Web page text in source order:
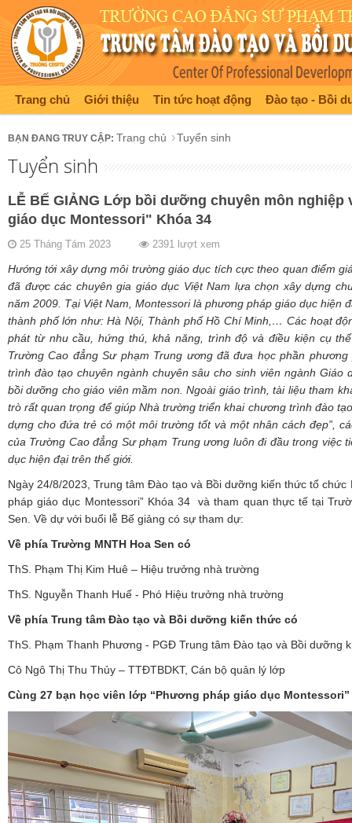
Trang chủ Giới thiệu Tin tức hoạt động Đào tạo - Bồi
Trang chủ Tuyển sinh
Tuyển sinh
LỄ BẾ GIẢNG Lớp bồi dưỡng chuyên môn
giáo dục Montessori" Khóa 34
25 Tháng Tám 2023 2391 lượt xem
Hướng tới xây dựng môi trường giáo dục tích cực theo quan điểm
đã được các chuyên gia giáo dục Việt Nam lựa chọn xây dựng
năm 2009. Tại Việt Nam, Montessori là phương pháp giáo dục hiện
thành phố lớn như: Hà Nội, Thành phố Hồ Chí Minh,… Các hoạt
phát từ nhu cầu, hứng thú, khả năng, trình độ và điều kiện cụ
Trường Cao đẳng Sư phạm Trung ương đã đưa học phần
trình đào tạo chuyên ngành chuyên sâu cho sinh viên ngành Giáo
bồi dưỡng cho giáo viên mầm non. Ngoài giáo trình, tài liệu tham
trò rất quan trọng để giúp Nhà trường triển khai chương trình đào
dựng cho đứa trẻ có một môi trường tốt và một nhân cách đẹp”,
của Trường Cao đẳng Sư phạm Trung ương luôn đi đầu trong việc
dục hiện đại trên thế giới.
Ngày 24/8/2023, Trung tâm Đào tạo và Bồi dưỡng kiến thức tổ chức
pháp giáo dục Montessori” Khóa 34 và tham quan thực tế tại
Sen. Về dự với buổi lễ Bế giảng có sự tham dự:
Về phía Trường MNTH Hoa Sen có
ThS. Phạm Thị Kim Huê – Hiệu trưởng nhà trường
ThS. Nguyễn Thanh Huế - Phó Hiệu trưởng nhà trường
Về phía Trung tâm Đào tạo và Bồi dưỡng kiến thức có
ThS. Phạm Thanh Phương - PGĐ Trung tâm Đào tạo và Bồi dưỡng
Cô Ngô Thị Thu Thủy – TTĐTBDKT, Cán bộ quản lý lớp
Cùng 27 bạn học viên lớp “Phương pháp giáo dục Montessori”